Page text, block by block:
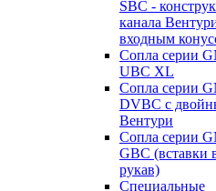
SBC -
канала
входным
Сопла серии
UBC XL
Сопла серии
DVBC с
Вентури
Сопла серии
GBC (вставки
рукав)
Специальные